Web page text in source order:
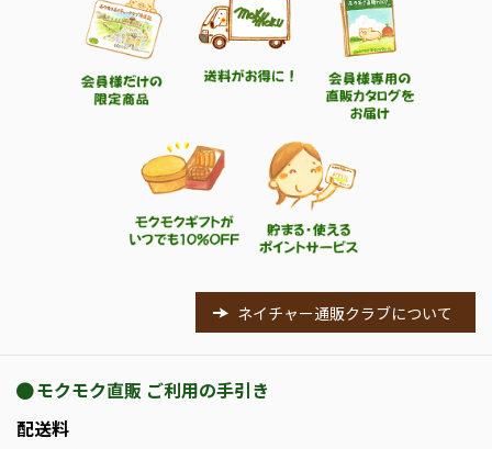
ネイチャー通販クラブについて
モクモク直販 ご利用の手引き
配送料